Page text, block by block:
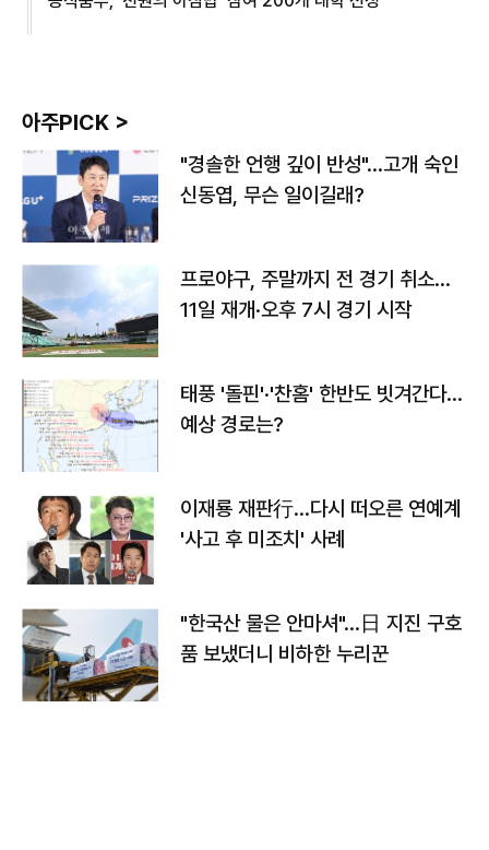
아주PICK >
"경솔한 언행 깊이 반성"…고개 숙인
신동엽, 무슨 일이길래?
프로야구, 주말까지 전 경기 취소…
11일 재개·오후 7시 경기 시작
태풍 '돌핀'·'찬홈' 한반도 빗겨간다…
예상 경로는?
이재룡 재판行…다시 떠오른 연예계
'사고 후 미조치' 사례
"한국산 물은 안마셔"…日 지진 구호
품 보냈더니 비하한 누리꾼